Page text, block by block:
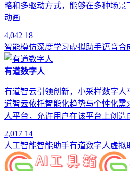
略和多驱动方式，能够在多种场
动画
4,042 18
智能模仿深度学习虚拟助手语音合
有道数字人
有道智云引领创新，小采样数字人
道智云依托智能化趋势与个性化需
人平台，允许用户在该平台上创造
2,017 14
人工智能智能助手有道数字人虚拟